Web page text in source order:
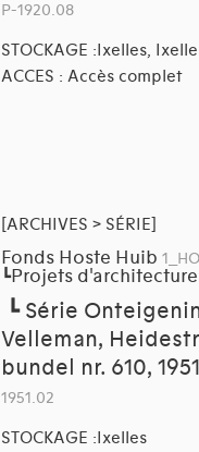
P-1920.08
STOCKAGE :Ixelles,
ACCES : Accès complet
[ARCHIVES > SÉRIE]
Fonds Hoste Huib
┗Projets d'architecture
┗ Série
Velleman,
bundel nr. 610, 1951
1951.02
STOCKAGE :Ixelles